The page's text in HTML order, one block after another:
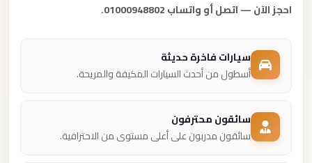
احجز الآن — اتصل أو واتساب 01000948802.
سيارات فاخرة حديثة
أسطول من أحدث السيارات المكيفة والمريحة.
سائقون محترفون
سائقون مدربون على أعلى مستوى من الاحترافية.